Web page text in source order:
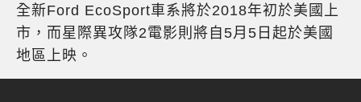
全新Ford EcoSport車系將於2018年初於美國上
市，而星際異攻隊2電影則將自5月5日起於美國
地區上映。